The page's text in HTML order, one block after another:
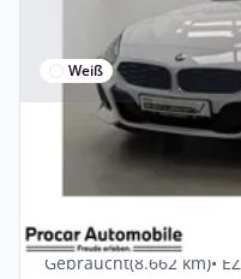
Weiß
Privat & Gewerbe
BMW Z4
LED H/K SHZ
Benzin •Automatik •
Gebraucht(8.662 km)•